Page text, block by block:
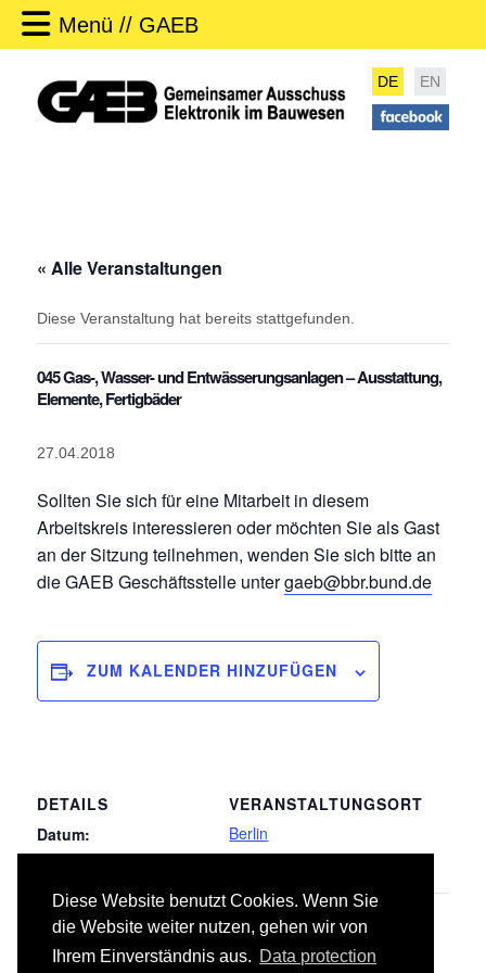
Diese Website benutzt Cookies. Wenn Sie
die Website weiter nutzen, gehen wir von
Ihrem Einverständnis aus. Data protection
Menü // GAEB
DE EN
« Alle Veranstaltungen
Diese Veranstaltung hat bereits stattgefunden.
045 Gas-, Wasser- und Entwässerungsanlagen – Ausstattung,
Elemente, Fertigbäder
27.04.2018
Sollten Sie sich für eine Mitarbeit in diesem
Arbeitskreis interessieren oder möchten Sie als Gast
an der Sitzung teilnehmen, wenden Sie sich bitte an
die GAEB Geschäftsstelle untergaeb@bbr.bund.de
ZUM KALENDER HINZUFÜGEN
DETAILS
Datum:
VERANSTALTUNGSORT
Berlin
039
Trockenbauarbeiten
040 Wärmeversorgungsanlagen –
Betriebseinrichtungen